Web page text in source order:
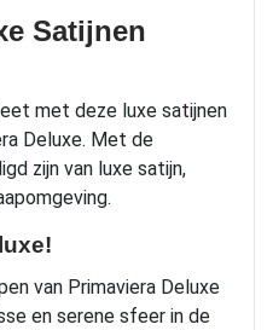
Satijnen
met deze luxe satijnen
Deluxe. Met de
zijn van luxe satijn,
van Primaviera Deluxe
en serene sfeer in de